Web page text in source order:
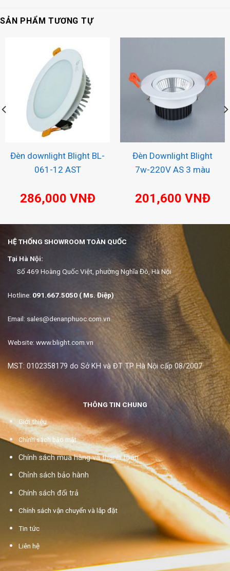
SẢN PHẨM TƯƠNG TỰ
Đèn downlight Blight BL-
061-12 AST
286,000 VNĐ
Đèn Downlight Blight
7w-220V AS 3 màu
201,600 VNĐ
HỆ THỐNG SHOWROOM TOÀN QUỐC
Tại Hà Nội:
Số 469 Hoàng Quốc Việt, phường Nghĩa Đô, Hà Nội
Hotline: 091.667.5050 ( Ms. Điệp)
Email: sales@denanphuoc.com.vn
Website: www.blight.com.vn
MST: 0102358179 do Sở KH và ĐT TP Hà Nội cấp 08/2007
THÔNG TIN CHUNG
Giới thiệu
Chính sách bảo mật
Chính sách mua hàng và thanh toán
Chỉnh sách bảo hành
Chính sách đổi trả
Chính sách vận chuyển và lắp đặt
Tin tức
Liên hệ